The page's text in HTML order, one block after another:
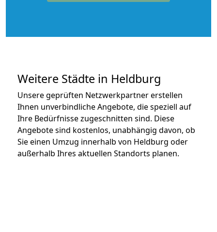
Weitere Städte in Heldburg
Unsere geprüften Netzwerkpartner erstellen
Ihnen unverbindliche Angebote, die speziell auf
Ihre Bedürfnisse zugeschnitten sind. Diese
Angebote sind kostenlos, unabhängig davon, ob
Sie einen Umzug innerhalb von Heldburg oder
außerhalb Ihres aktuellen Standorts planen.